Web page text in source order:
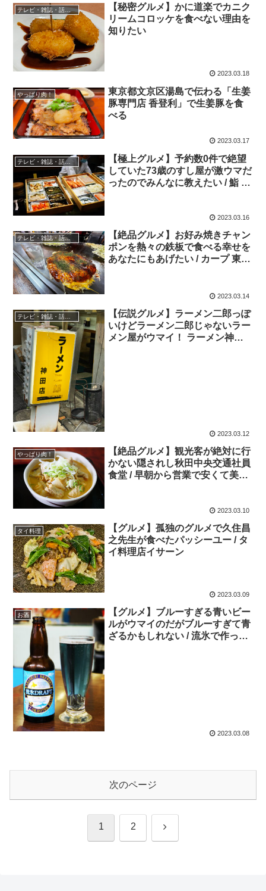
テレビ・雑誌・話題の店
【秘密グルメ】かに道楽でカニク
リームコロッケを食べない理由を
知りたい
2023.03.18
やっぱり肉！
東京都文京区湯島で伝わる「生姜
豚専門店 香登利」で生姜豚を食
べる
2023.03.17
テレビ・雑誌・話題の店
【極上グルメ】予約数0件で絶望
していた73歳のすし屋が激ウマだ
ったのでみんなに教えたい / 鮨 ほ
2023.03.16
テレビ・雑誌・話題の店
【絶品グルメ】お好み焼きチャン
ポンを熱々の鉄板で食べる幸せを
あなたにもあげたい / カープ 東京
2023.03.14
テレビ・雑誌・話題の店
【伝説グルメ】ラーメン二郎っぽ
いけどラーメン二郎じゃないラー
メン屋がウマイ！ ラーメン神田
2023.03.12
やっぱり肉！
【絶品グルメ】観光客が絶対に行
かない隠されし秋田中央交通社員
食堂 / 早朝から営業で安くて美味
2023.03.10
タイ料理
【グルメ】孤独のグルメで久住昌
之先生が食べたパッシーユー / タ
イ料理店イサーン
2023.03.09
お酒
【グルメ】ブルーすぎる青いビー
ルがウマイのだがブルーすぎて青
ざるかもしれない / 流氷で作った
2023.03.08
次のページ
1 2 次